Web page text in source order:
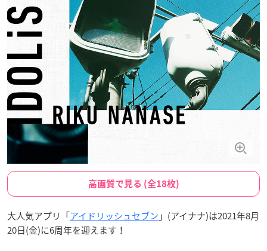
高画質で見る (全18枚)
大人気アプリ「アイドリッシュセブン 」(アイナナ)は2021年8月
20日(金)に6周年を迎えます！